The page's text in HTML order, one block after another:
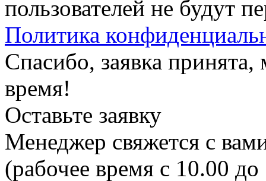
пользователей не будут
Политика
Спасибо, заявка
время!
Оставьте заявку
Менеджер свяжется с
(рабочее время с 10.00